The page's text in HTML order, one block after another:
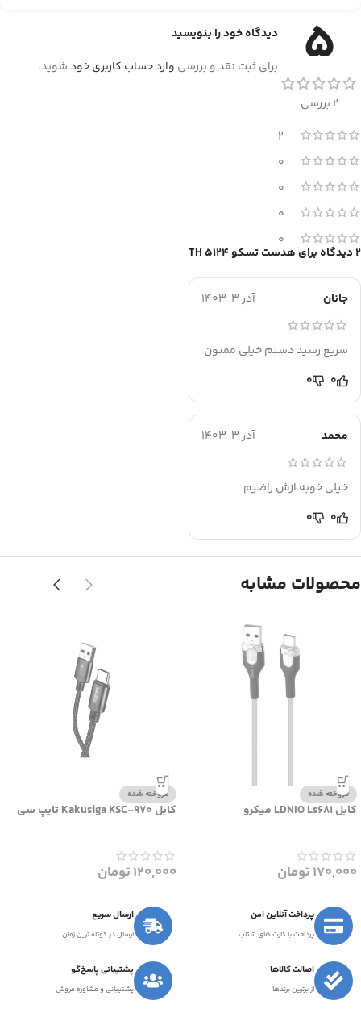
5
2 بررسی
2
0
0
0
0
2 دیدگاه برای هدست تسکو TH 5124
جانان آذر 3, 1403
سریع رسید دستم خیلی ممنون
0
0
محمد آذر 3, 1403
خیلی خوبه ازش راضیم
0
0
دیدگاه خود را بنویسید
برای ثبت نقد و بررسی وارد حساب کاربری خودشوید.
محصولات مشابه
فروخته شده
کابل LDNIO Ls681 میکرو
170,000تومان
فروخته شده
کابل Kakusiga KSC-970 تایپ سی
120,000تومان
پرداخت آنلاین امن
پرداخت با کارت های شتاب
ارسال سریع
ارسال در کوتاه ترین زمان
اصالت کالاها
از برترین برندها
پشتیبانی پاسخ‌گو
پشتیبانی و مشاوره فروش